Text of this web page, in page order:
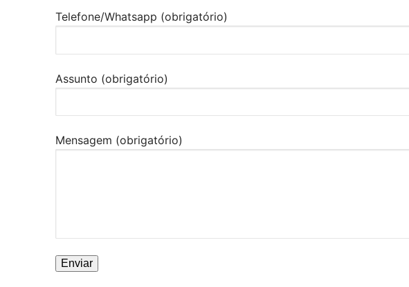
Telefone/Whatsapp (obrigatório)
Assunto (obrigatório)
Mensagem (obrigatório)